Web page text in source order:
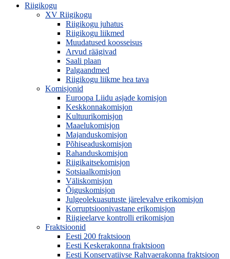
Riigikogu
XV Riigikogu
Riigikogu juhatus
Riigikogu liikmed
Muudatused koosseisus
Arvud räägivad
Saali plaan
Palgaandmed
Riigikogu liikme hea tava
Komisjonid
Euroopa Liidu asjade komisjon
Keskkonnakomisjon
Kultuurikomisjon
Maaelukomisjon
Majanduskomisjon
Põhiseaduskomisjon
Rahanduskomisjon
Riigikaitsekomisjon
Sotsiaalkomisjon
Väliskomisjon
Õiguskomisjon
Julgeolekuasutuste järelevalve erikomisjon
Korruptsioonivastane erikomisjon
Riigieelarve kontrolli erikomisjon
Fraktsioonid
Eesti 200 fraktsioon
Eesti Keskerakonna fraktsioon
Eesti Konservatiivse Rahvaerakonna fraktsioon